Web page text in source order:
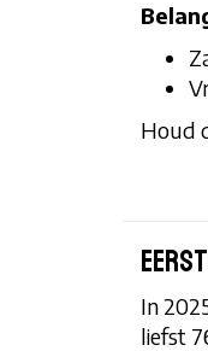
Houd
In
liefst